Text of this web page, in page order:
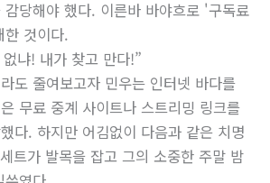
당해야 했다. 이른바 바야흐로 '구독료
것이다.
냐! 내가 찾고 만다!”
도 줄여보고자 민우는 인터넷 바다를
무료 중계 사이트나 스트리밍 링크를
다. 하지만 어김없이 다음과 같은 치명
트가 발목을 잡고 그의 소중한 주말 밤